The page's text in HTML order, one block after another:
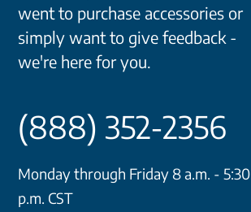
went to purchase accessories or
simply want to give feedback -
we're here for you.
(888) 352-2356
Monday through Friday 8 a.m. - 5:30
p.m. CST